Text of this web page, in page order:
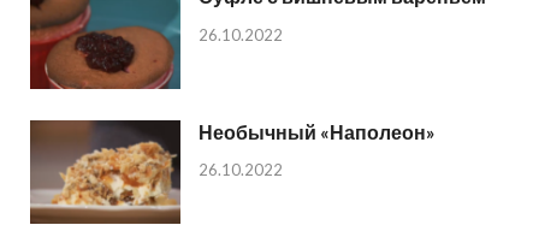
26.10.2022
Необычный «Наполеон»
26.10.2022